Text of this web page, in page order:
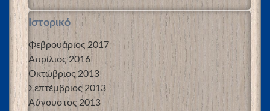
Ιστορικό
Φεβρουάριος 2017
Απρίλιος 2016
Οκτώβριος 2013
Σεπτέμβριος 2013
Αύγουστος 2013